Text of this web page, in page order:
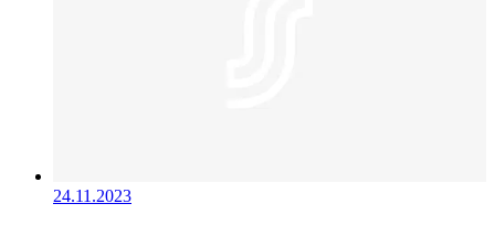
24.11.2023